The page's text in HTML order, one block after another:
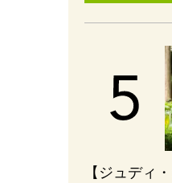
【ジュディ